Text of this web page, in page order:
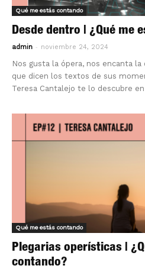
Qué me estás contando
Desde dentro | ¿Qué me
admin - noviembre 24, 2024
Nos gusta la ópera, nos encanta
que dicen los textos de sus
Teresa Cantalejo te lo descubre
Qué me estás contando
Plegarias operísticas |
contando?